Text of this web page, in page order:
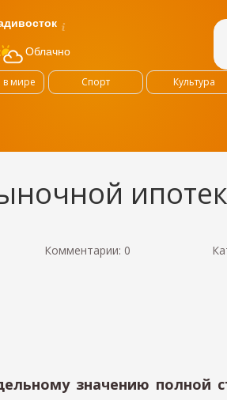
Облачно
в мире Спорт Культура
Комментарии: 0
значению